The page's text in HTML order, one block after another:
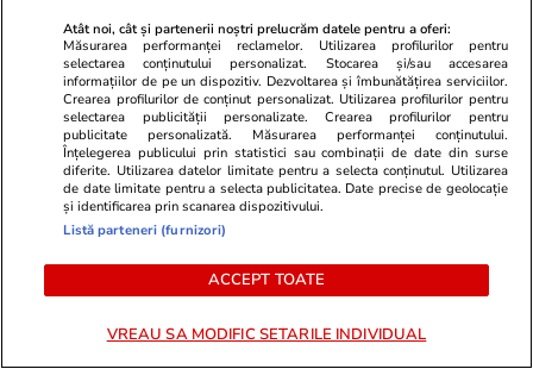
niciunul nu poate fi titular!
Exclusiv
stârnește
ULTIMELE ȘTIRI
Stiri Mondene
căsătoria cu Cosmin Curticăpean. Ce a spus
despre tatăl celor cinci fetițe
Atât noi, cât și partenerii noștri prelucrăm datele pentru a oferi:
Măsurarea performanței reclamelor. Utilizarea profilurilor pentru
selectarea conținutului personalizat. Stocarea și/sau accesarea
informațiilor de pe un dispozitiv. Dezvoltarea și îmbunătățirea serviciilor.
Crearea profilurilor de conținut personalizat. Utilizarea profilurilor pentru
selectarea publicității personalizate. Crearea profilurilor pentru
publicitate personalizată. Măsurarea performanței conținutului.
Înțelegerea publicului prin statistici sau combinații de date din surse
diferite. Utilizarea datelor limitate pentru a selecta conținutul. Utilizarea
de date limitate pentru a selecta publicitatea. Date precise de geolocație
și identificarea prin scanarea dispozitivului.
Listă parteneri (furnizori)
ACCEPT TOATE
VREAU SA MODIFIC SETARILE INDIVIDUAL